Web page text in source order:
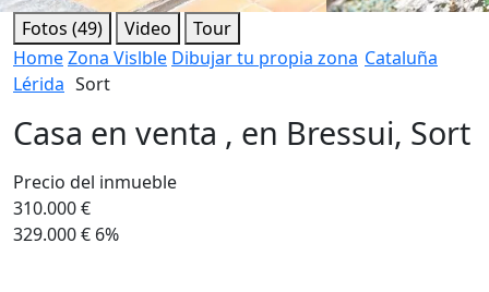
Fotos (49) Video
Tour
HomeZona Vislble Dibujar tu propia zona Cataluña
Lérida Sort
Casa en venta , en Bressui, Sort
Precio del inmueble
310.000 €
329.000 € 6%